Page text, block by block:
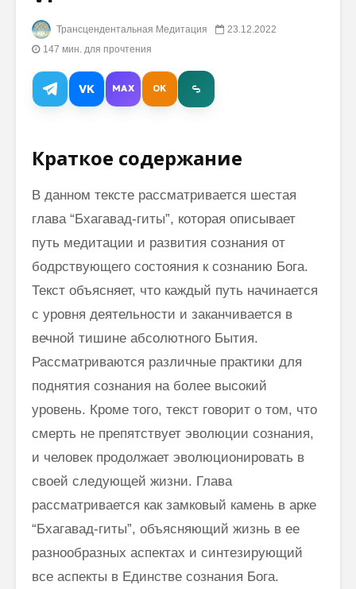
Трансцендентальная Медитация
23.12.2022
147 мин. для прочтения
VK MAX OK
Краткое содержание
В данном тексте рассматривается шестая
глава “Бхагавад-гиты”, которая описывает
путь медитации и развития сознания от
бодрствующего состояния к сознанию Бога.
Текст объясняет, что каждый путь начинается
с уровня деятельности и заканчивается в
вечной тишине абсолютного Бытия.
Рассматриваются различные практики для
поднятия сознания на более высокий
уровень. Кроме того, текст говорит о том, что
смерть не препятствует эволюции сознания,
и человек продолжает эволюционировать в
своей следующей жизни. Глава
рассматривается как замковый камень в арке
“Бхагавад-гиты”, объясняющий жизнь в ее
разнообразных аспектах и синтезирующий
все аспекты в Единстве сознания Бога.
“Никто не имеет
право страдать”
Сила любви не
знает преград
смерти:
только смена
машины”
Как говорить
соответственно
моменту и
окружению
Махариши
Махеш Йоги:
“Неправильное
толкование Вед,
Упанишад,
философии
Веданты,
йоги…”
Дэв”